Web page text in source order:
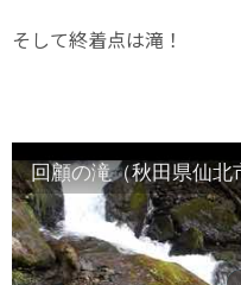
そして終着点は滝！
回顧の滝（秋田県仙北